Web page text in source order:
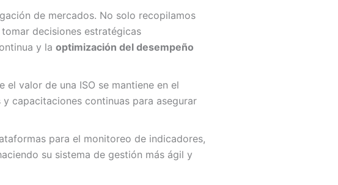
de mercados. No solo recopilamos
decisiones estratégicas
y la optimización del desempeño
el valor de una ISO se mantiene en el
capacitaciones continuas para asegurar
para el monitoreo de indicadores,
su sistema de gestión más ágil y